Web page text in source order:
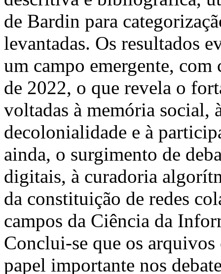
de Bardin para
levantadas. Os resultados
um campo emergente, com
de 2022, o que revela o
voltadas à memória social,
decolonialidade e à
ainda, o surgimento de
digitais, à curadoria
da constituição de redes
campos da Ciência da
Conclui-se que os
papel importante nos